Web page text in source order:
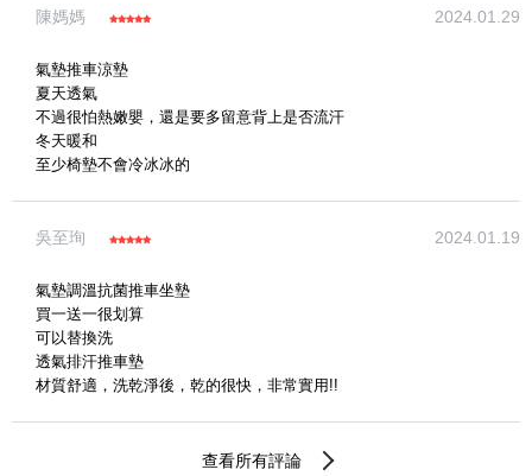
陳媽媽 2024.01.29
氣墊推車涼墊
夏天透氣
不過很怕熱嫩嬰，還是要多留意背上是否流汗
冬天暖和
至少椅墊不會冷冰冰的
吳至珣 2024.01.19
氣墊調溫抗菌推車坐墊
買一送一很划算
可以替換洗
透氣排汗推車墊
材質舒適，洗乾淨後，乾的很快，非常實用!!
查看所有評論